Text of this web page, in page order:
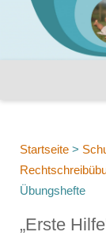
Startseite >
Übungshefte
„Erste